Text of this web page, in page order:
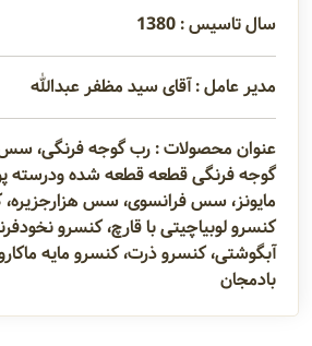
سال تاسیس : 1380
مدیر عامل : آقای سید مظفر عبدالله
عنوان محصولات : رب گوجه فرنگی،
گوجه فرنگی قطعه قطعه شده
مایونز، سس فرانسوی، سس هزارجزیره،
کنسرو لوبیاچیتی با قارچ، کنسرو
آبگوشتی، کنسرو ذرت، کنسرو مایه
بادمجان